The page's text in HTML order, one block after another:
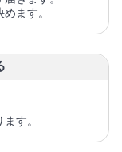
ます。
す。